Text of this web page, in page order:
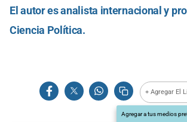
El autor es analista internacional y
Ciencia Política.
+ Agregar El
Agregar a tus medios